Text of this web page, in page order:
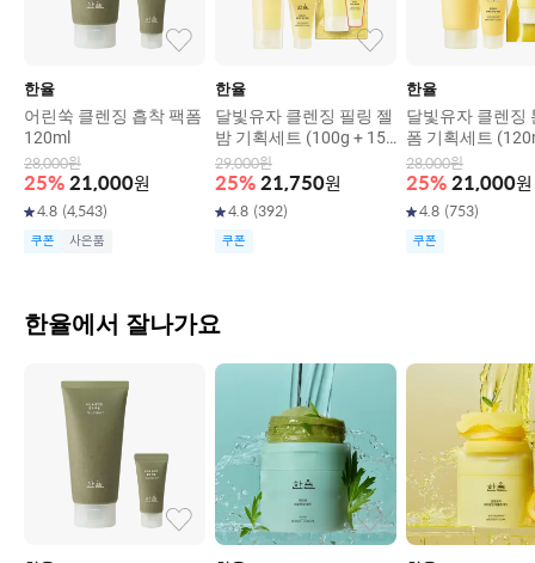
한율
어린쑥 클렌징 흡착 팩폼
120ml
28,000원
25% 21,000원
4.8 (4,543)
쿠폰 사은품
한율
달빛유자 클렌징 필링 젤
밤 기획세트 (100g + 15
g)
29,000원
25% 21,750원
4.8 (392)
쿠폰
한율
달빛유자 클렌징
폼 기획세트
ml)
28,000원
25% 21,000원
4.8 (753)
쿠폰
한율에서 잘나가요